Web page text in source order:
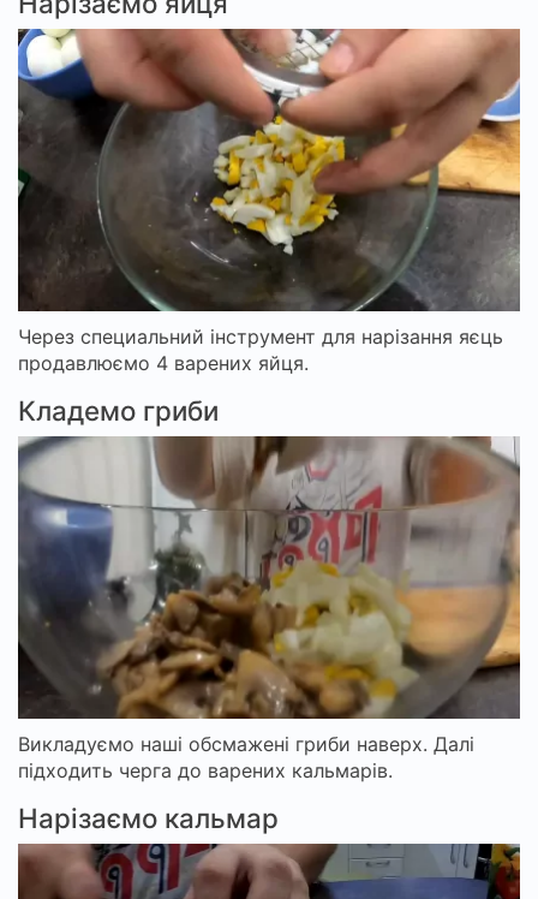
Через специальний інструмент для нарізання яєць
продавлюємо 4 варених яйця.
Кладемо гриби
Викладуємо наші обсмажені гриби наверх. Далі
підходить черга до варених кальмарів.
Нарізаємо кальмар